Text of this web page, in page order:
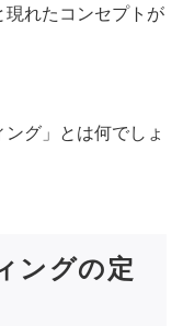
れたコンセプトが
グ」とは何でしょ
ングの定